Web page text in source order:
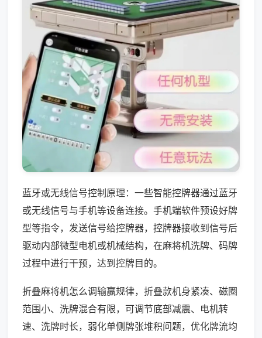
蓝牙或无线信号控制原理：一些智能控牌器通过蓝牙
或无线信号与手机等设备连接。手机端软件预设好牌
型等指令，发送信号给控牌器，控牌器接收到信号后
驱动内部微型电机或机械结构，在麻将机洗牌、码牌
过程中进行干预，达到控牌目的。
折叠麻将机怎么调输赢规律，折叠款机身紧凑、磁圈
范围小、洗牌混合有限，可调节底部减震、电机转
速、洗牌时长，弱化单侧牌张堆积问题，优化牌流均